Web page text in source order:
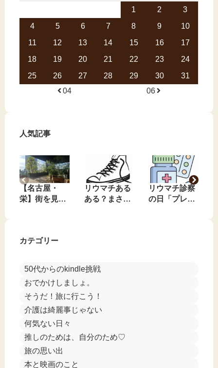
1
2
3
4
5 6 7 8 9
10
11
12 13 14 15 16
17
18
19 20 21 22 23
24
25
26 27 28 29 30
31
04
06
人気記事
【名古屋・
栄】街を見下
ト
リウマチある
ある？まさか
リウマチ診察
の日「プレド
カテゴリー
50代からのkindle挑戦
おでかけしましょ。
そうだ！旅に行こう！
介護は綺麗事じゃない
何気ない日々
推しのためは、自分のため♡
旅の思い出
本と映画のこと